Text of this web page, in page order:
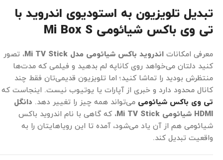
تبدیل تلویزیون به استودیوی اندروید با
تی وی باکس شیائومی
معرفی امکانات اندروید باکس شیائومی مدل Mi TV Stick
، تصور
کنید دلتان می‌خواهد روی کاناپه لم بدهید و فیلمی که مدت‌ها
منتظرش بودید را تماشا کنید؛ اما تلویزیون قدیمی‌تان فقط چند
کانال محدود دارد و خبری از آپارات یا یوتیوب نیست. اینجاست که
تی‌ وی باکس شیائومی می‌تواند همه چیز را تغییر دهد. دانگل
HDMI شیائومی Mi TV Stick
، که گاهی با نام اندروید باکس
شیائومی هم از آن یاد می‌شود، آمده تا این رویاهایتان را به
واقعیت تبدیل کند.